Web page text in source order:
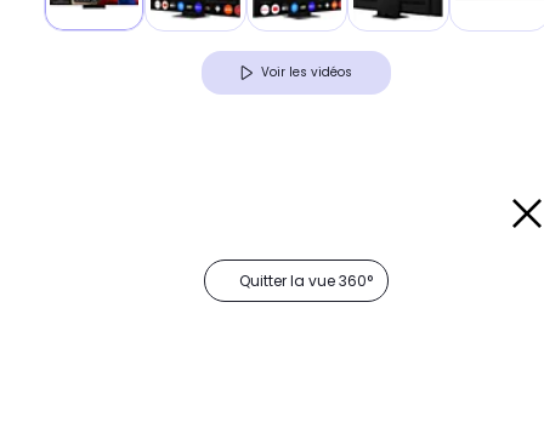
Voir les vidéos
Quitter la vue 360°